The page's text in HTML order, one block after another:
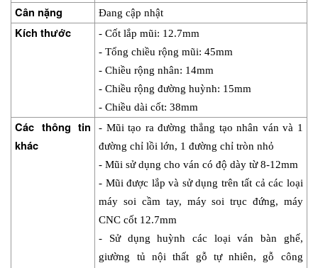
Cân nặng Đang cập nhật
Kích thước
- Cốt lắp mũi: 12.7mm
- Tổng chiều rộng mũi: 45mm
- Chiều rộng nhân: 14mm
- Chiều rộng đường huỳnh: 15mm
- Chiều dài cốt: 38mm
Các thông tin
khác
- Mũi tạo ra đường thẳng tạo nhân ván và 1
đường chỉ lồi lớn, 1 đường chỉ tròn nhỏ
- Mũi sử dụng cho ván có độ dày từ 8-12mm
- Mũi được lắp và sử dụng trên tất cả các loại
máy soi cầm tay, máy soi trục đứng, máy
CNC cốt 12.7mm
- Sử dụng huỳnh các loại ván bàn ghế,
giường tủ nội thất gỗ tự nhiên, gỗ công